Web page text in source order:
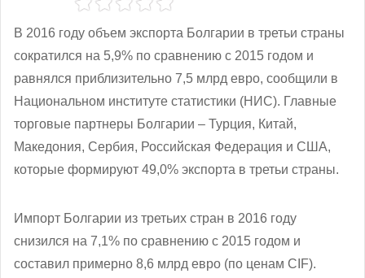
В 2016 году объем экспорта Болгарии в третьи страны
сократился на 5,9% по сравнению с 2015 годом и
равнялся приблизительно 7,5 млрд евро, сообщили в
Национальном институте статистики (НИС). Главные
торговые партнеры Болгарии – Турция, Китай,
Македония, Сербия, Российская Федерация и США,
которые формируют 49,0% экспорта в третьи страны.
Импорт Болгарии из третьих стран в 2016 году
снизился на 7,1% по сравнению с 2015 годом и
составил примерно 8,6 млрд евро (по ценам CIF).